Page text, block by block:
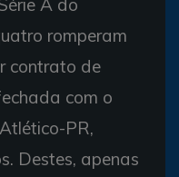
romperam
contrato de
com o
PR,
Destes, apenas